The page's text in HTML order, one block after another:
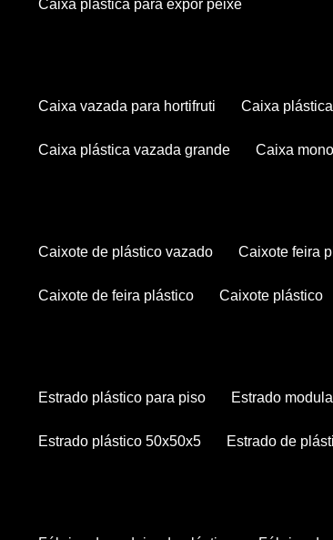
caixa plástica para expor peixe
caixa vazada para hortifruti caixa
caixa plástica vazada grande caixa
caixote de plástico vazado caixote feira
caixote de feira plástico caixote plástico
estrado plástico para piso estrado
estrado plástico 50x50x5 estrado de